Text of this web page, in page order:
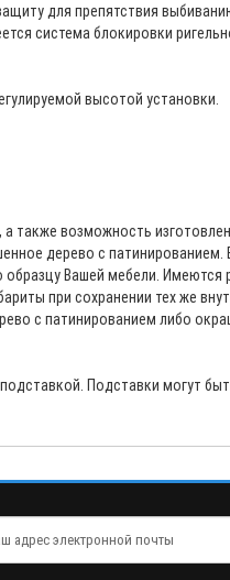
для препятствия
система блокировки
высотой установки.
возможность
дерево с
Вашей мебели.
при сохранении тех же
с патинированием либо
Подставки могут